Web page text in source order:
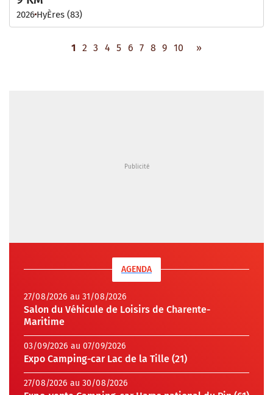
2026 HyÈres (83)
1 2 3 4 5 6 7 8 9 10 »
AGENDA
27/08/2026 au 31/08/2026
Salon du Véhicule de Loisirs de Charente-
Maritime
03/09/2026 au 07/09/2026
Expo Camping-car Lac de la Tille (21)
27/08/2026 au 30/08/2026